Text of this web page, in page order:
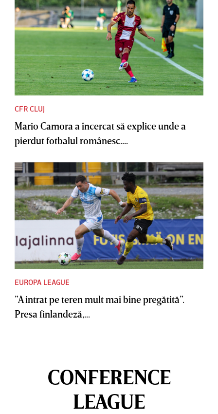
CFR CLUJ
Mario Camora a încercat să explice unde a
pierdut fotbalul românesc....
EUROPA LEAGUE
”A intrat pe teren mult mai bine pregătită”.
Presa finlandeză,...
CONFERENCE
LEAGUE